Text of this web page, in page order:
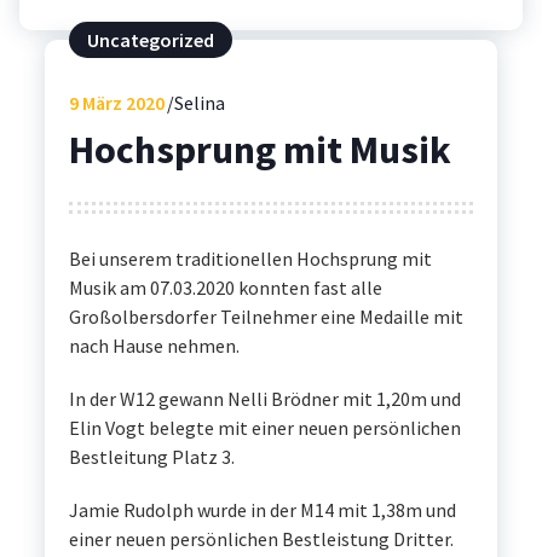
Uncategorized
9März 2020 Selina
Hochsprung mit Musik
Bei unserem traditionellen Hochsprung mit
Musik am 07.03.2020 konnten fast alle
Großolbersdorfer Teilnehmer eine Medaille mit
nach Hause nehmen.
In der W12 gewann Nelli Brödner mit 1,20m und
Elin Vogt belegte mit einer neuen persönlichen
Bestleitung Platz 3.
Jamie Rudolph wurde in der M14 mit 1,38m und
einer neuen persönlichen Bestleistung Dritter.